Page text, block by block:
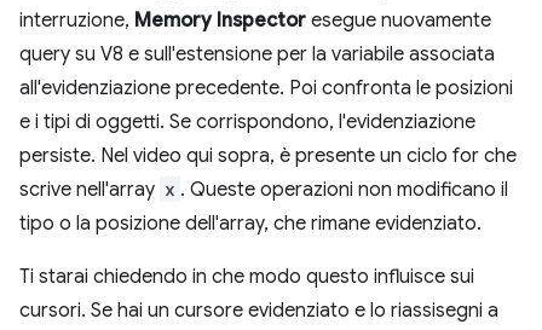
interruzione, Memory Inspector esegue nuovamente
query su V8 e sull'estensione per la variabile associata
all'evidenziazione precedente. Poi confronta le posizioni
e i tipi di oggetti. Se corrispondono, l'evidenziazione
persiste. Nel video qui sopra, è presente un ciclo for che
scrive nell'array x . Queste operazioni non modificano il
tipo o la posizione dell'array, che rimane evidenziato.
Ti starai chiedendo in che modo questo influisce sui
cursori. Se hai un cursore evidenziato e lo riassisegni a